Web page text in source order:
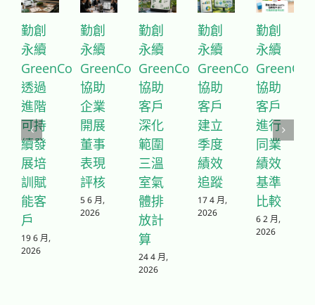
勤創
永續
GreenCo
透過
進階
可持
續發
展培
訓賦
能客
戶
19 6 月,
2026
勤創
永續
GreenCo
協助
企業
開展
董事
表現
評核
5 6 月,
2026
勤創
永續
GreenCo
協助
客戶
深化
範圍
三溫
室氣
體排
放計
算
24 4 月,
2026
勤創
永續
GreenCo
協助
客戶
建立
季度
績效
追蹤
17 4 月,
2026
勤創
永續
GreenCo
協助
客戶
進行
同業
績效
基準
比較
6 2 月,
2026